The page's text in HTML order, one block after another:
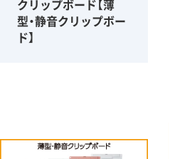
クリップボード【薄
型・静音クリップボー
ド】